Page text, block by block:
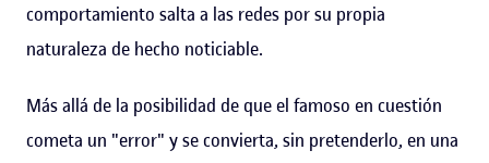
comportamiento salta a las redes por su propia
naturaleza de hecho noticiable.
Más allá de la posibilidad de que el famoso en cuestión
cometa un "error" y se convierta, sin pretenderlo, en una